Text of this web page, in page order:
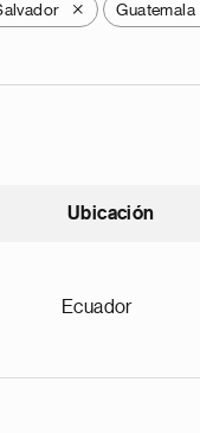
X Guatemala
Ubicación
Ecuador